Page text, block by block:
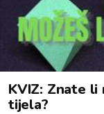
KVIZ: Znate li
tijela?